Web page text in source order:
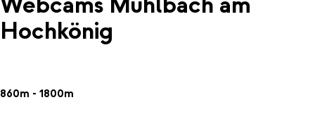
Hochkönig
860m - 1800m